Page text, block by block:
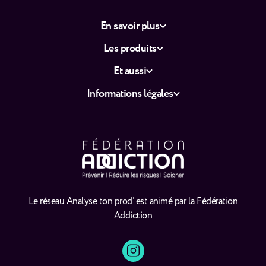
Le réseau Analyse ton prod' est animé par la Fédération
Addiction
En savoir plus
Les produits
Et aussi
Informations légales